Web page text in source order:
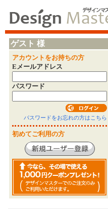
ゲスト 様
アカウントをお持ちの方
Eメールアドレス
パスワード
パスワードをお忘れの方はこちら
初めてご利用の方